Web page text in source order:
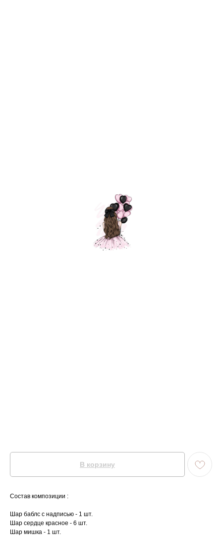
В корзину
Состав композиции :
Шар баблс с надписью - 1 шт.
Шар сердце красное - 6 шт.
Шар мишка - 1 шт.